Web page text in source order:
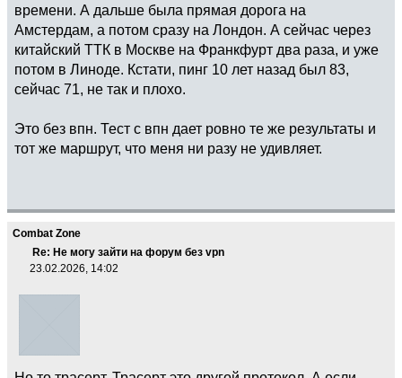
времени. А дальше была прямая дорога на
Амстердам, а потом сразу на Лондон. А сейчас через
китайский ТТК в Москве на Франкфурт два раза, и уже
потом в Линоде. Кстати, пинг 10 лет назад был 83,
сейчас 71, не так и плохо.
Это без впн. Тест с впн дает ровно те же результаты и
тот же маршрут, что меня ни разу не удивляет.
Combat Zone
Re: Не могу зайти на форум без vpn
23.02.2026, 14:02